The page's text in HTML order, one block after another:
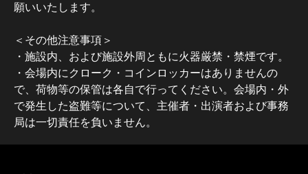
願いいたします。
＜その他注意事項＞
・施設内、および施設外周ともに火器厳禁・禁煙です。
・会場内にクローク・コインロッカーはありませんの
で、荷物等の保管は各自で行ってください。会場内・外
で発生した盗難等について、主催者・出演者および事務
局は一切責任を負いません。